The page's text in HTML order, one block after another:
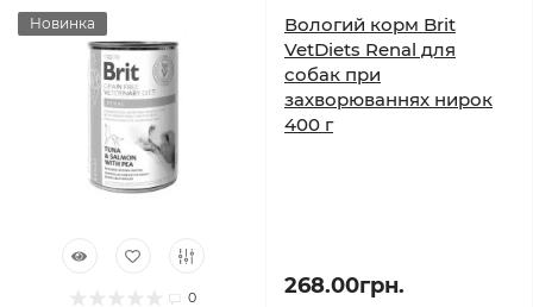
Новинка
0
Вологий корм Brit
VetDiets Renal для
собак при
захворюваннях нирок
400 г
268.00грн.